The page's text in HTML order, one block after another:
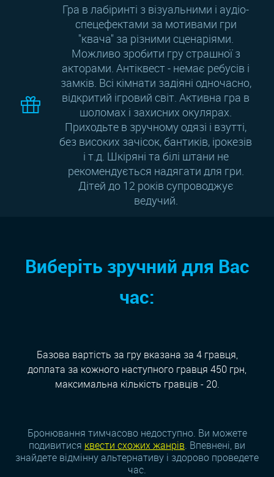
Гра в лабіринті з візуальними і аудіо-
спецефектами за мотивами гри
"квача" за різними сценаріями.
Можливо зробити гру страшної з
акторами. Антіквест - немає ребусів і
замків. Всі кімнати задіяні одночасно,
відкритий ігровий світ. Активна гра в
шоломах і захисних окулярах.
Приходьте в зручному одязі і взутті,
без високих зачісок, бантиків, ірокезів
і т.д. Шкіряні та білі штани не
рекомендується надягати для гри.
Дітей до 12 років супроводжує
ведучий.
Виберіть зручний для Вас
час:
Базова вартість за гру вказана за 4 гравця,
доплата за кожного наступного гравця 450 грн,
максимальна кількість гравців - 20.
Бронювання тимчасово недоступно. Ви можете
подивитися квести схожих жанрiв. Впевнені, ви
знайдете відмінну альтернативу і здорово проведете
час.